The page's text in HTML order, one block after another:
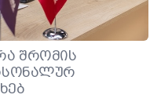
ᲨᲠᲝᲛᲘᲡ